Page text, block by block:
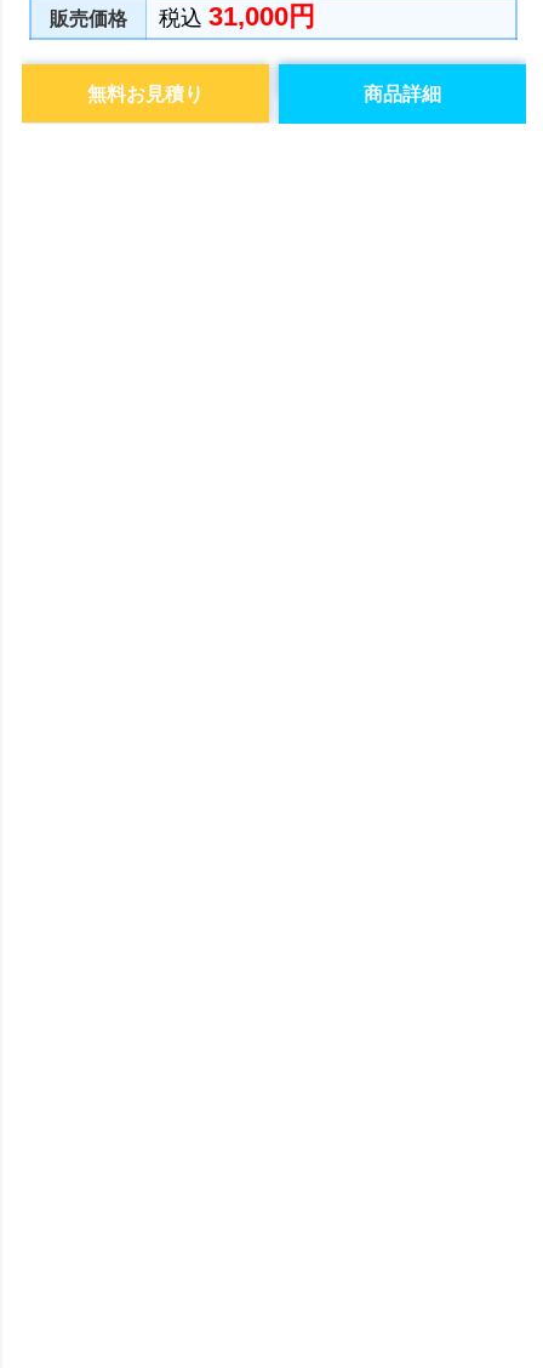
販売価格 税込31,000円
商品詳細
無料お見積り